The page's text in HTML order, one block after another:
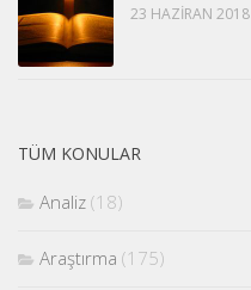
23 HAZIRAN 2018
TÜM KONULAR
Analiz (18)
Araştırma (175)